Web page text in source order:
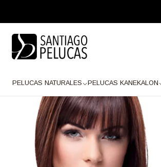
PELUCAS NATURALES PELUCAS KANEKALON